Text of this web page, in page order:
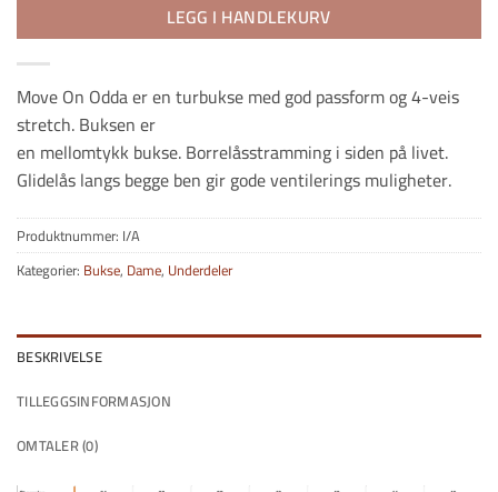
LEGG I HANDLEKURV
Move On Odda er en turbukse med god passform og 4-veis
stretch. Buksen er
en mellomtykk bukse. Borrelåsstramming i siden på livet.
Glidelås langs begge ben gir gode ventilerings muligheter.
Produktnummer: I/A
Kategorier: Bukse, Dame, Underdeler
BESKRIVELSE
TILLEGGSINFORMASJON
OMTALER (0)